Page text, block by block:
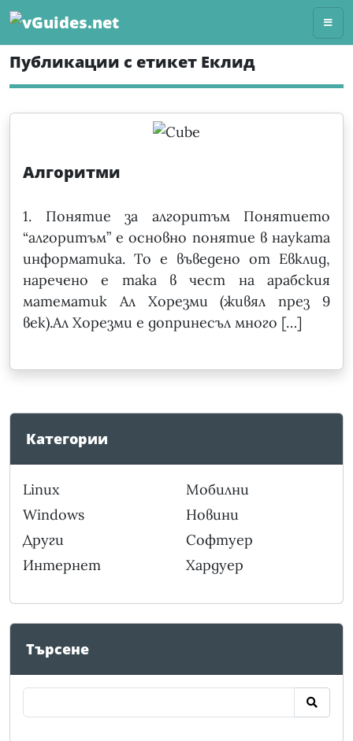
Skip
content
Публикации с етикет Еклид
Алгоритми
1. Понятие за алгоритъм Понятието
“алгоритъм” е основно понятие в науката
информатика. То е въведено от Евклид,
наречено е така в чест на арабския
математик Ал Хорезми (живял през 9
век).Ал Хорезми е допринесъл много […]
Категории
Linux
Windows
Други
Интернет
Мобилни
Новини
Софтуер
Хардуер
Търсене